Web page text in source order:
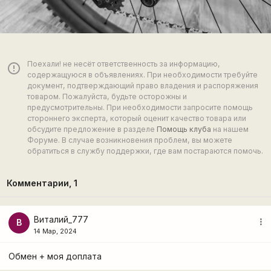
error_outline
Поехали! не несёт ответственность за информацию,
содержащуюся в объявлениях. При необходимости требуйте
документ, подтверждающий право владения и распоряжения
товаром. Пожалуйста, будьте осторожны и
предусмотрительны. При необходимости запросите помощь
стороннего эксперта, который оценит качество товара или
обсудите предложение в разделе Помощь клуба на нашем
Форуме. В случае возникновения проблем, вы можете
обратиться в службу поддержки, где вам постараются помочь.
Комментарии, 1
В Виталий_777
14 Мар, 2024
more_vert
Обмен + моя доплата